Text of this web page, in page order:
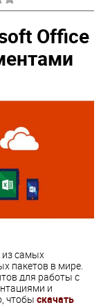
Office
из самых
пакетов в мире.
для работы с
и
чтобы скачать